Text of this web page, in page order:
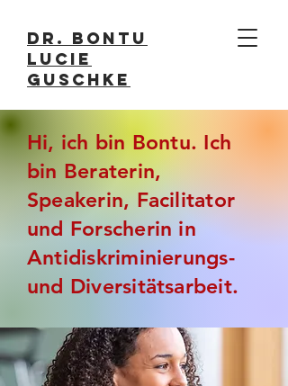
Dr. Bontu
Lucie
Guschke
Hi, ich bin Bontu. Ich
bin Beraterin,
Speakerin, Facilitator
und Forscherin in
Antidiskriminierungs-
und Diversitätsarbeit.